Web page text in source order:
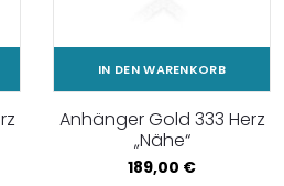
IN DEN WARENKORB
Anhänger Gold 333 Herz
„Nähe“
189,00 €